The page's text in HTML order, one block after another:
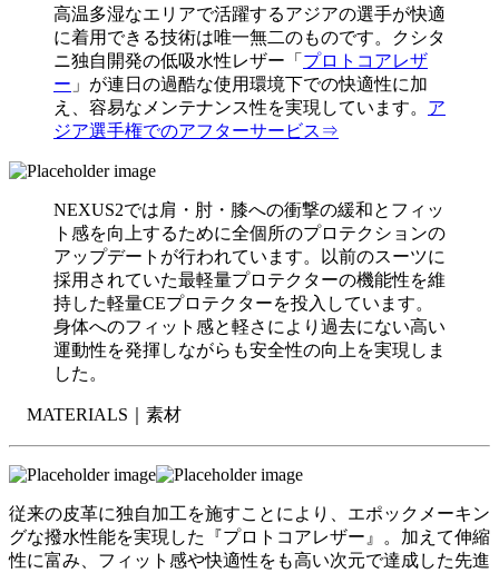
高温多湿なエリアで活躍するアジアの選手が快適
に着用できる技術は唯一無二のものです。クシタ
ニ独自開発の低吸水性レザー「 プロトコアレザ
ー 」が連日の過酷な使用環境下での快適性に加
え、容易なメンテナンス性を実現しています。 ア
ジア選手権でのアフターサービス⇒
NEXUS2では肩・肘・膝への衝撃の緩和とフィッ
ト感を向上するために全個所のプロテクションの
アップデートが行われています。以前のスーツに
採用されていた最軽量プロテクターの機能性を維
持した軽量CEプロテクターを投入しています。
身体へのフィット感と軽さにより過去にない高い
運動性を発揮しながらも安全性の向上を実現しま
した。
MATERIALS｜ 素材
従来の皮革に独自加工を施すことにより、エポックメーキン
グな撥水性能を実現した『プロトコアレザー』。加えて伸縮
性に富み、フィット感や快適性をも高い次元で達成した先進